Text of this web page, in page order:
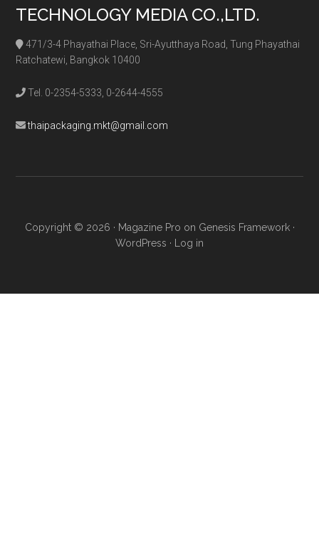
TECHNOLOGY MEDIA CO.,LTD.
471/3-4 Phayathai Place, Sri-Ayutthaya Road, Tung Phayathai
Ratchatewi, Bangkok 10400
Tel. 0-2354-5333, 0-2644-4555
thaipackaging.mkt@gmail.com
Copyright © 2026 · Magazine Pro on Genesis Framework·
WordPress · Log in